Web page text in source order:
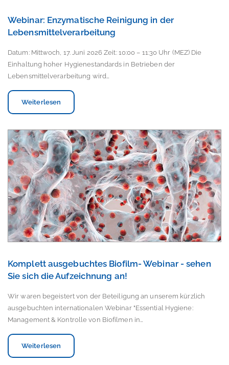
Webinar: Enzymatische Reinigung in der
Lebensmittelverarbeitung
Datum: Mittwoch, 17. Juni 2026 Zeit: 10:00 – 11:30 Uhr (MEZ) Die
Einhaltung hoher Hygienestandards in Betrieben der
Lebensmittelverarbeitung wird…
Weiterlesen
Komplett ausgebuchtes Biofilm- Webinar - sehen
Sie sich die Aufzeichnung an!
Wir waren begeistert von der Beteiligung an unserem kürzlich
ausgebuchten internationalen Webinar "Essential Hygiene:
Management & Kontrolle von Biofilmen in…
Weiterlesen